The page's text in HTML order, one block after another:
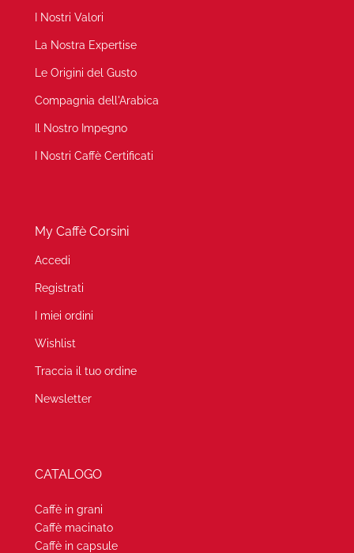
I Nostri Valori
La Nostra Expertise
Le Origini del Gusto
Compagnia dell'Arabica
Il Nostro Impegno
I Nostri Caffè Certificati
My Caffè Corsini
Accedi
Registrati
I miei ordini
Wishlist
Traccia il tuo ordine
Newsletter
CATALOGO
Caffè in grani
Caffè macinato
Caffè in capsule